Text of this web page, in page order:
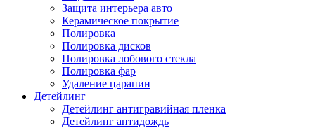
Защита интерьера авто
Керамическое покрытие
Полировка
Полировка дисков
Полировка лобового стекла
Полировка фар
Удаление царапин
Детейлинг
Детейлинг антигравийная пленка
Детейлинг антидождь